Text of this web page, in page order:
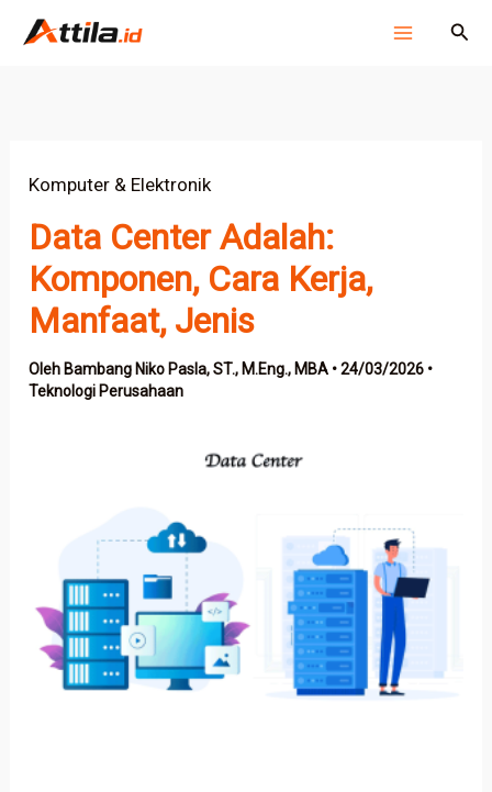
Lewati
Cari
Komputer & Elektronik
Data Center Adalah:
Komponen, Cara Kerja,
Manfaat, Jenis
OlehBambang Niko Pasla, ST., M.Eng., MBA •24/03/2026 •
Teknologi Perusahaan